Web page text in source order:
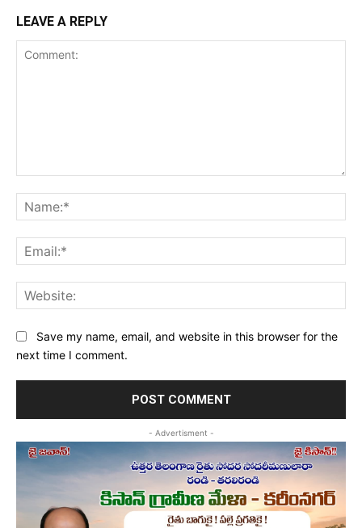
LEAVE A REPLY
Save my name, email, and website in this browser for the
next time I comment.
- Advertisment -